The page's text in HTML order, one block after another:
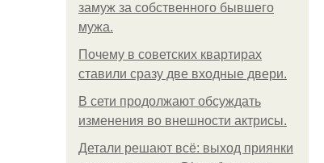
замуж за собственного бывшего
мужа.
Почему в советских квартирах
ставили сразу две входные двери.
В сети продолжают обсуждать
изменения во внешности актрисы.
Детали решают всё: выход приянки